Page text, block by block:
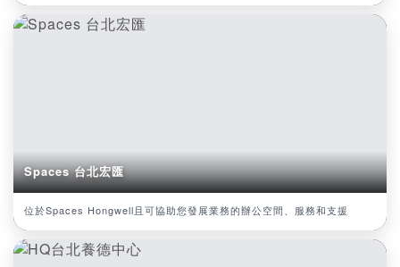
Spaces 台北宏匯
位於Spaces Hongwell且可協助您發展業務的辦公空間、服務和支援